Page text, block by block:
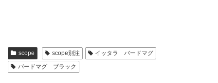
scope scope別注
イッタラ バードマグ
バードマグ ブラック